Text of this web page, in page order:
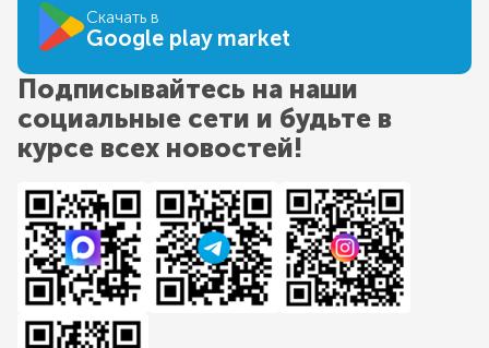
Скачать в
Google play market
Подписывайтесь на наши
социальные сети и будьте в
курсе всех новостей!